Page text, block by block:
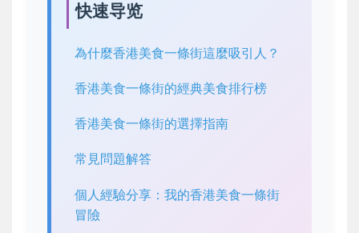
快速导览
為什麼香港美食一條街這麼吸引人？
香港美食一條街的經典美食排行榜
香港美食一條街的選擇指南
常見問題解答
個人經驗分享：我的香港美食一條街
冒險